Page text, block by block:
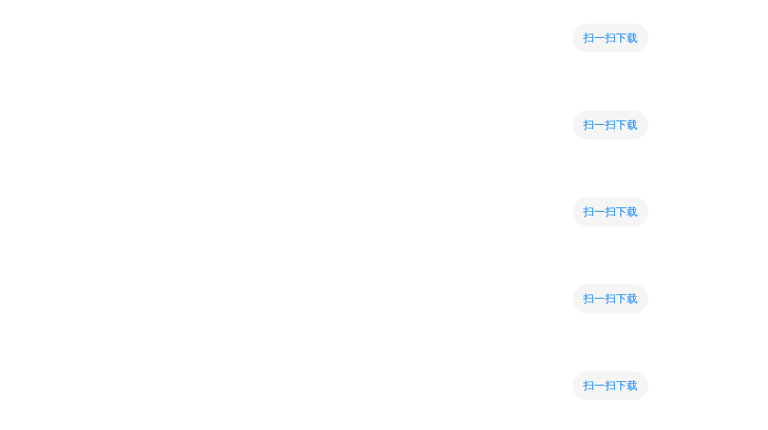
扫一扫下载
扫一扫下载
扫一扫下载
扫一扫下载
扫一扫下载